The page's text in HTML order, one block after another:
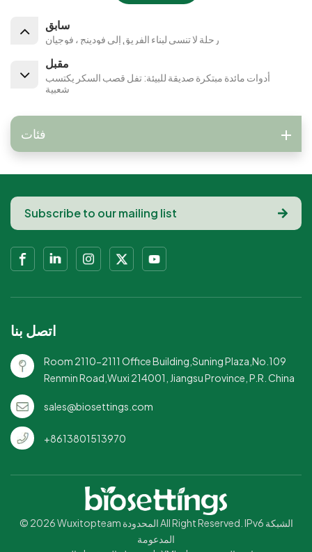
سابق
رحلة لا تنسى لبناء الفريق إلى فودينج ، فوجيان
مقبل
أدوات مائدة مبتكرة صديقة للبيئة: تفل قصب السكر يكتسب
شعبية
فئات
اتصل بنا
Room 2110-2111 Office Building,Suning Plaza,No.109
Renmin Road,Wuxi 214001, Jiangsu Province, P.R. China
sales@biosettings.com
+8613801513970
© 2026 Wuxitopteam المحدودة All Right Reserved. IPv6 الشبكة
المدعومة